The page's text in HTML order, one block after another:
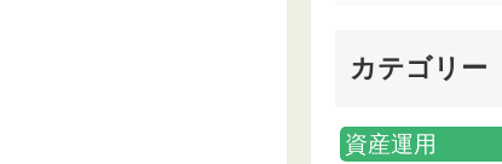
カテゴリー
資産運用